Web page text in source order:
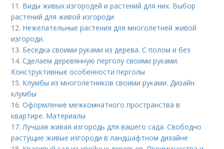
11. Виды живых изгородей и растений для них. Выбор
растений для живой изгороди
12. Нежелательные растения для многолетней живой
изгороди.
13. Беседка своими руками из дерева. С полом и без
14.Сделаем деревянную перголу своими руками.
Конструктивные особенности перголы
15. Клумбы из многолетников своими руками. Дизайн
клумбы
16.Оформление межкомнатного пространства в
квартире. Материалы
17. Лучшая живая изгородь для вашего сада. Свободно
растущие живые изгороди в ландшафтном дизайне